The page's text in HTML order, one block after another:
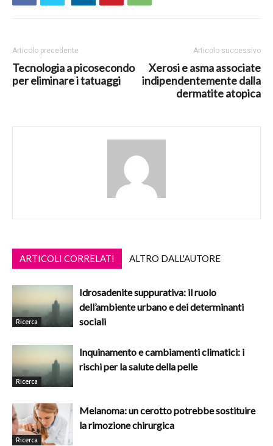
Articolo precedente
Tecnologia a picosecondo
per eliminare i tatuaggi
Articolo successivo
Xerosi e asma associate
indipendentemente dalla
dermatite atopica
ARTICOLI CORRELATI ALTRO DALL'AUTORE
Ricerca
Idrosadenite suppurativa: il ruolo
dell’ambiente urbano e dei determinanti
sociali
Ricerca
Inquinamento e cambiamenti climatici: i
rischi per la salute della pelle
Ricerca
Melanoma: un cerotto potrebbe sostituire
la rimozione chirurgica